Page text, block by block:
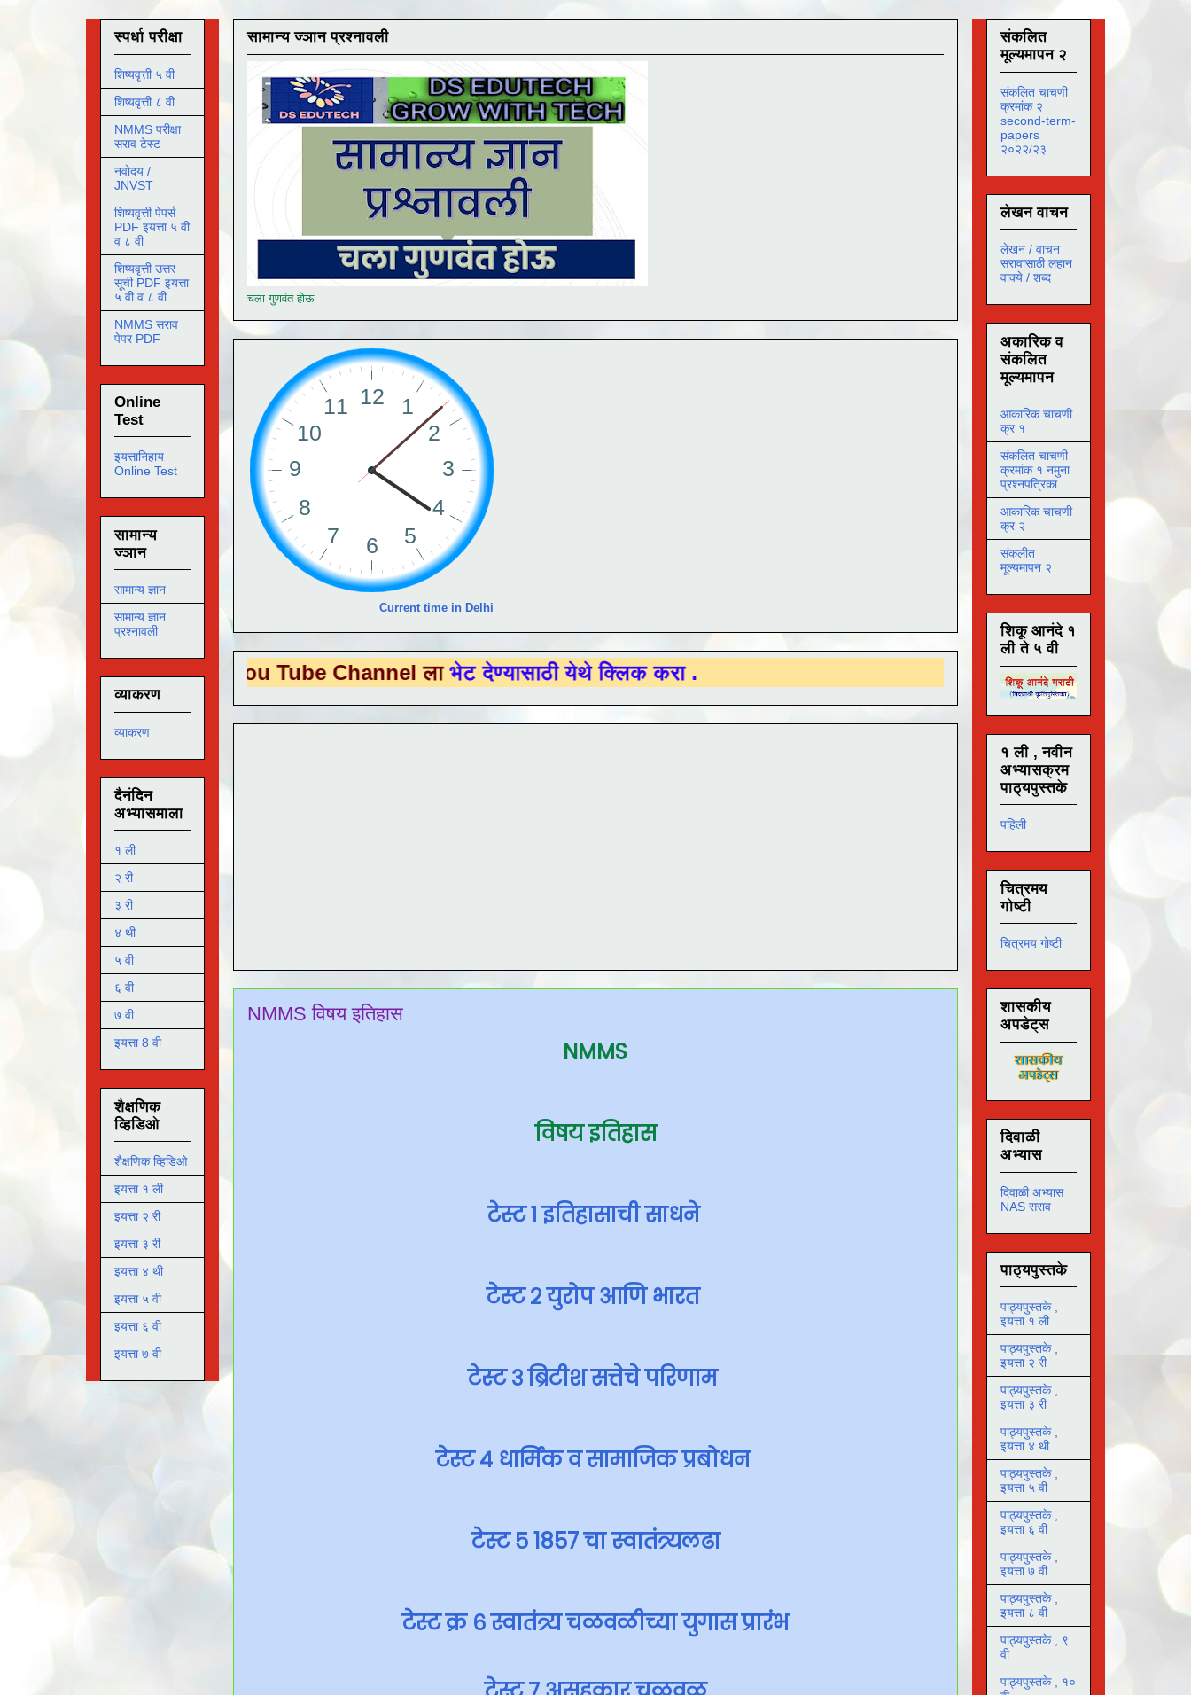
सामान्य ज्ञान प्रश्नावली
चला गुणवंत होऊ
Current time in Delhi
EDUTECHया You Tube Channel लाभेट देण्यासाठी येथे क्लिक करा .
NMMS विषय इतिहास
NMMS
विषय इतिहास
टेस्ट १ इतिहासाची साधने
टेस्ट २ युरोप आणि भारत
टेस्ट ३ ब्रिटीश सत्तेचे परिणाम
टेस्ट ४ धार्मिक व सामाजिक प्रबोधन
टेस्ट ५ 1857 चा स्वातंत्र्यलढा
टेस्ट क्र ६ स्वातंत्र्य चळवळीच्या युगास प्रारंभ
स्पर्धा परीक्षा
शिष्यवृत्ती ५ वी
शिष्यवृत्ती ८ वी
NMMS परीक्षा
सराव टेस्ट
नवोदय /
JNVST
शिष्यवृत्ती पेपर्स
PDF इयत्ता ५ वी
व ८ वी
शिष्यवृत्ती उत्तर
सूची PDF इयत्ता
५ वी व ८ वी
NMMS सराव
पेपर PDF
Online
Test
इयत्तानिहाय
Online Test
सामान्य
ज्ञान
सामान्य ज्ञान
सामान्य ज्ञान
प्रश्नावली
व्याकरण
व्याकरण
दैनंदिन
अभ्यासमाला
१ ली
२ री
३ री
४ थी
५ वी
६ वी
७ वी
इयत्ता 8 वी
शैक्षणिक
व्हिडिओ
शैक्षणिक व्हिडिओ
इयत्ता १ ली
इयत्ता २ री
इयत्ता ३ री
इयत्ता ४ थी
इयत्ता ५ वी
इयत्ता ६ वी
इयत्ता ७ वी
संकलित
मूल्यमापन २
संकलित चाचणी
क्रमांक २
second-term-
papers
२०२२/२३
लेखन वाचन
लेखन / वाचन
सरावासाठी लहान
वाक्ये / शब्द
अकारिक व
संकलित
मूल्यमापन
आकारिक चाचणी
क्र १
संकलित चाचणी
क्रमांक १ नमुना
प्रश्नपत्रिका
आकारिक चाचणी
क्र २
संकलीत
मूल्यमापन २
शिकू आनंदे १
ली ते ५ वी
१ ली , नवीन
अभ्यासक्रम
पाठ्यपुस्तके
पहिली
चित्रमय
गोष्टी
चित्रमय गोष्टी
शासकीय
अपडेट्स
दिवाळी
अभ्यास
दिवाळी अभ्यास
NAS सराव
पाठ्यपुस्तके
पाठ्यपुस्तके ,
इयत्ता १ ली
पाठ्यपुस्तके ,
इयत्ता २ री
पाठ्यपुस्तके ,
इयत्ता ३ री
पाठ्यपुस्तके ,
इयत्ता ४ थी
पाठ्यपुस्तके ,
इयत्ता ५ वी
पाठ्यपुस्तके ,
इयत्ता ६ वी
पाठ्यपुस्तके ,
इयत्ता ७ वी
पाठ्यपुस्तके ,
इयत्ता ८ वी
पाठ्यपुस्तके , ९
वी
पाठ्यपुस्तके , १०